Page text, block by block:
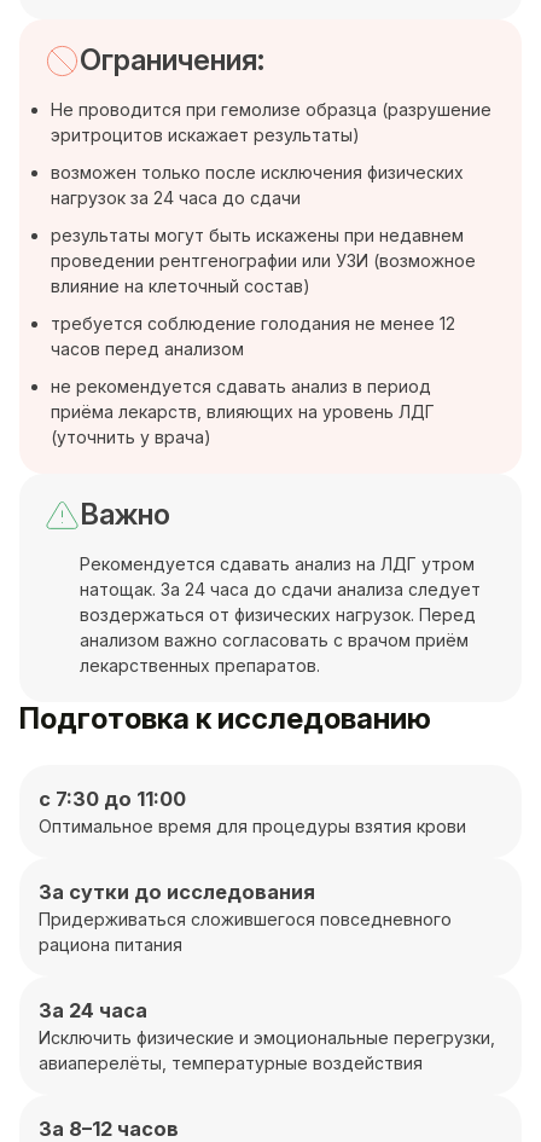
Ограничения:
Не проводится при гемолизе образца (разрушение
эритроцитов искажает результаты)
возможен только после исключения физических
нагрузок за 24 часа до сдачи
результаты могут быть искажены при недавнем
проведении рентгенографии или УЗИ (возможное
влияние на клеточный состав)
требуется соблюдение голодания не менее 12
часов перед анализом
не рекомендуется сдавать анализ в период
приёма лекарств, влияющих на уровень ЛДГ
(уточнить у врача)
Важно
Рекомендуется сдавать анализ на ЛДГ утром
натощак. За 24 часа до сдачи анализа следует
воздержаться от физических нагрузок. Перед
анализом важно согласовать с врачом приём
лекарственных препаратов.
Подготовка к исследованию
с 7:30 до 11:00
Оптимальное время для процедуры взятия крови
За сутки до исследования
Придерживаться сложившегося повседневного
рациона питания
За 24 часа
Исключить физические и эмоциональные перегрузки,
авиаперелёты, температурные воздействия
За 8–12 часов